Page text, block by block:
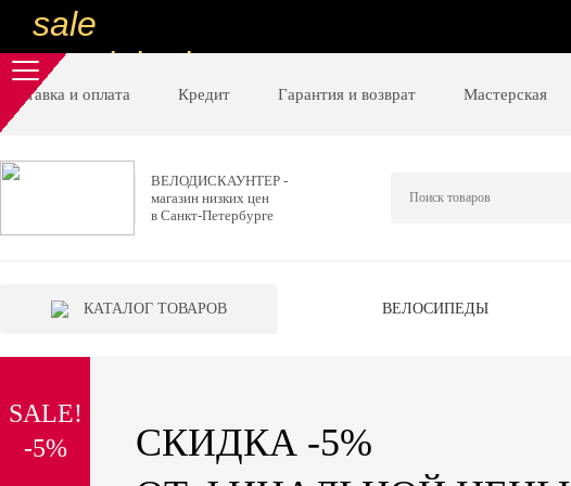
sale
special price
sale
низкие цены
вот дешево
special price
sale
надо брать
Доставка и оплата Кредит Гарантия и возврат Мастерская
ВЕЛОДИСКАУНТЕР -
магазин низких цен
в Санкт-Петербурге
КАТАЛОГ ТОВАРОВ ВЕЛОСИПЕДЫ
SALE!
-5%
СКИДКА -5%